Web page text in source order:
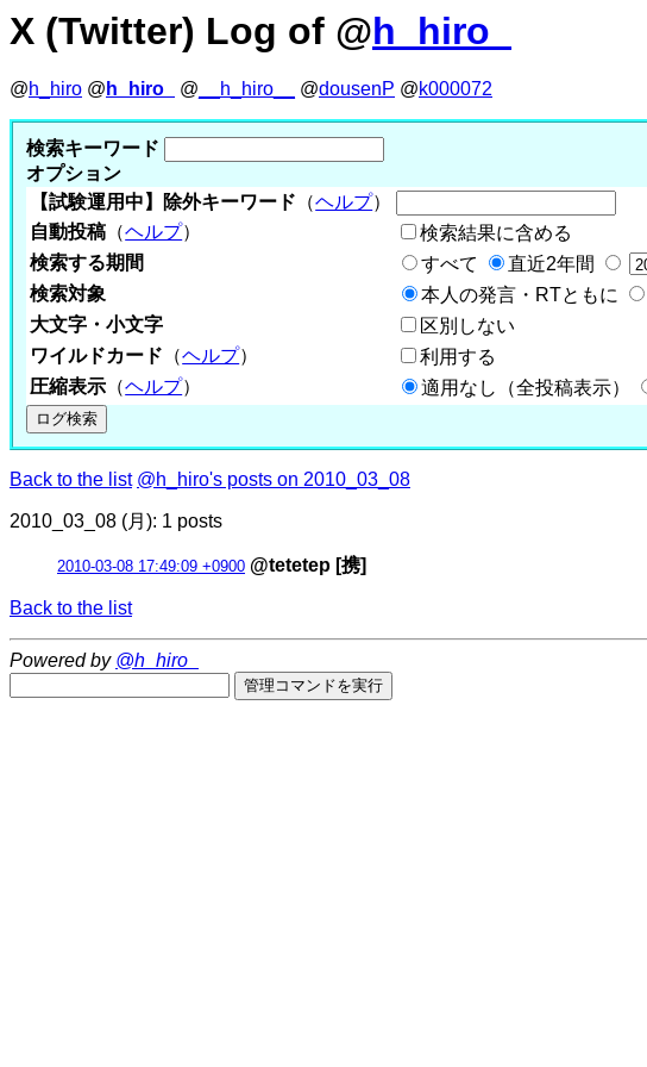
X (Twitter) Log of @h_hiro_
@h_hiro @ h_hiro_ @ __h_hiro__ @dousenP @k000072
検索キーワード
オプション
【試験運用中】除外キーワード （ヘルプ）
自動投稿 （ヘルプ）
検索結果に含める
検索する期間
すべて 直近2年間
検索対象
本人の発言・RTともに
大文字・小文字
区別しない
ワイルドカード （ヘルプ）
利用する
圧縮表示 （ヘルプ） 適用なし（全投稿表示）
Back to the list @h_hiro's posts on 2010_03_08
2010_03_08 (月): 1 posts
2010-03-08 17:49:09 +0900 @tetetep [携]
Back to the list
Powered by @h_hiro_